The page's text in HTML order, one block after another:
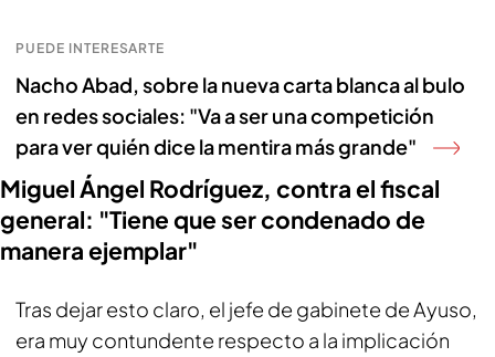
PUEDE INTERESARTE
Nacho Abad, sobre la nueva carta blanca al bulo
en redes sociales: "Va a ser una competición
para ver quién dice la mentira más grande"
Miguel Ángel Rodríguez, contra el fiscal
general: "Tiene que ser condenado de
manera ejemplar"
Tras dejar esto claro, el jefe de gabinete de Ayuso,
era muy contundente respecto a la implicación